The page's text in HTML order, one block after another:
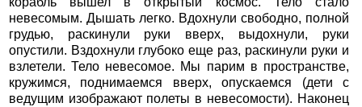
невесомым. Дышать легко. Вдохнули свободно, полной
грудью, раскинули руки вверх, выдохнули, руки
опустили. Вздохнули глубоко еще раз, раскинули руки и
взлетели. Тело невесомое. Мы парим в пространстве,
кружимся, поднимаемся вверх, опускаемся (дети с
ведущим изображают полеты в невесомости). Наконец